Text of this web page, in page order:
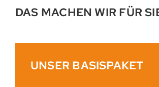
DAS MACHEN WIR FÜR
UNSER BASISPAKET